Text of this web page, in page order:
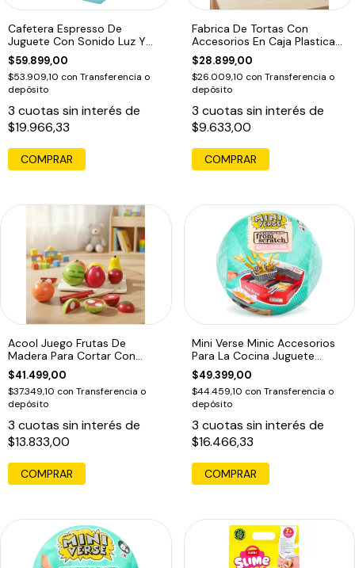
Cafetera Espresso De
Juguete Con Sonido Luz Y
Vapor
$59.899,00
$53.909,10 con Transferencia o
depósito
3 cuotas sin interés de
$19.966,33
COMPRAR
Fabrica De Tortas Con
Accesorios En Caja Plastica
Tiny
$28.899,00
$26.009,10 con Transferencia o
depósito
3 cuotas sin interés de
$9.633,00
Acool Juego Frutas De
Madera Para Cortar Con
Velcro
$41.499,00
$37.349,10 con Transferencia o
depósito
3 cuotas sin interés de
$13.833,00
Mini Verse Minic Accesorios
Para La Cocina Juguete
Sorpresa
$49.399,00
$44.459,10 con Transferencia o
depósito
3 cuotas sin interés de
$16.466,33